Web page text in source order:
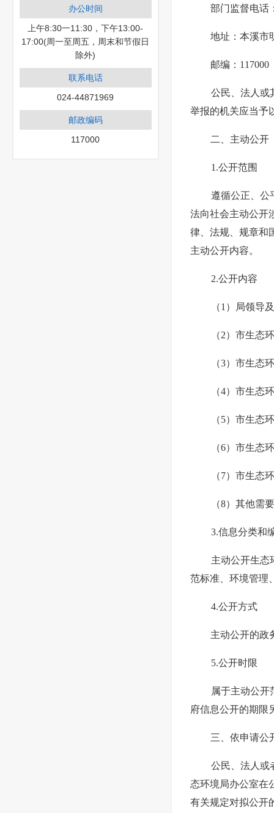
办公时间
上午8:30一11:30，下午13:00-
17:00(周一至周五，周末和节假日
除外)
联系电话
024-44871969
邮政编码
117000
部门监督电话
地址：本溪市
邮编：117000
公民、法人或
举报的机关应当予
二、主动公开
1.公开范围
遵循公正、公
法向社会主动公开
律、法规、规章和
主动公开内容。
2.公开内容
（1）局领导
（2）市生态
（3）市生态
（4）市生态
（5）市生态
（6）市生态
（7）市生态
（8）其他需
3.信息分类和
主动公开生态
范标准、环境管理
4.公开方式
主动公开的政
5.公开时限
属于主动公开
府信息公开的期限
三、依申请公
公民、法人或
态环境局办公室在
有关规定对拟公开